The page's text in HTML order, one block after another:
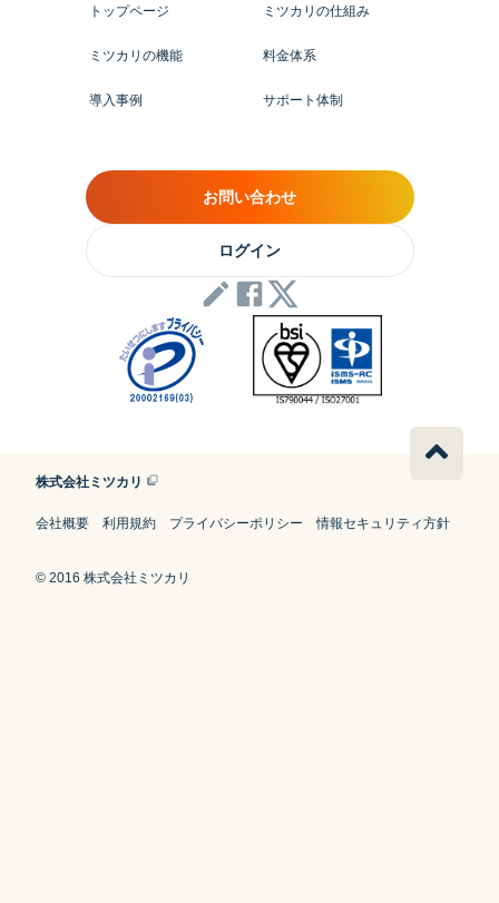
トップページ ミツカリの仕組み
ミツカリの機能 料金体系
導入事例 サポート体制
お問い合わせ
ログイン
株式会社ミツカリ
会社概要 利用規約 プライバシーポリシー 情報セキュリティ方針
© 2016 株式会社ミツカリ